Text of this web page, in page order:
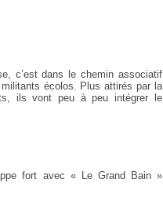
c’est dans le chemin associatif
militants écolos. Plus attirés par la
ils vont peu à peu intégrer le
fort avec « Le Grand Bain »